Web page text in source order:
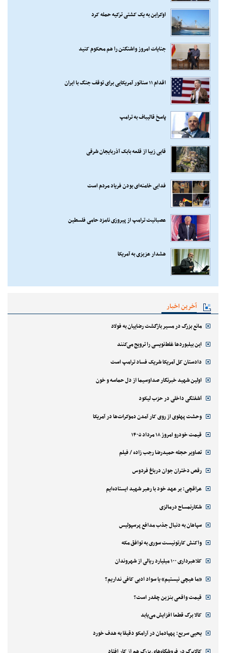
اوکراین به یک کشتی ترکیه حمله کرد
جنایات امروز واشنگتن را هم محکوم کنید
اقدام ۱۱ سناتور آمریکایی برای توقف جنگ با ایران
پاسخ قالیباف به ترامپ
قابی زیبا از قلعه بابک آذربایجان شرقی
فدایی خامنه‌ای بودن فریاد مردم است
عصبانیت ترامپ از پیروزی نامزد حامی فلسطین
هشدار عزیزی به آمریکا
آخرین اخبار
مانع بزرگ در مسیر بازگشت رضاییان به فولاد
این بیلبوردها غلط‌نویسی را ترویج می‌کنند
دادستان کل آمریکا شریک فساد ترامپ است
اولین شهید خبرنگار صداوسیما از دل حماسه و خون
آشفتگی داخلی در حزب لیکود
وحشت پهلوی از روی کار آمدن دموکرات‌ها در آمریکا
قیمت خودرو امروز ۱۸ مرداد ۱۴۰۵
تصاویر حجله حمیدرضا رجب زاده / فیلم
رقص دختران جوان درباغ فردوس
عراقچی: بر عهد خود با رهبر شهید ایستاده‌ایم
شکارنمساح درمالزی
سپاهان به دنبال جذب مدافع پرسپولیس
واکنش کارتونیست سوری به توافق مکه
کلاهبرداری ۱۰۰ میلیارد ریالی از شهروندان
«ما هیچی نیستیم» یا سواد ادبی کافی نداریم؟
قیمت واقعی بنزین چقدر است؟
کالا برگ قطعا افزایش می‌یابد
یحیی سریع: پهپادمان در آرامکو دقیقا به هدف خورد